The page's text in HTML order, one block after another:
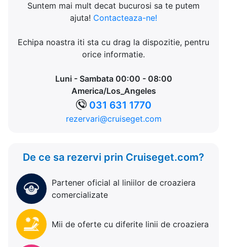
Suntem mai mult decat bucurosi sa te putem
ajuta! Contacteaza-ne!
Echipa noastra iti sta cu drag la dispozitie, pentru
orice informatie.
Luni - Sambata 00:00 - 08:00
America/Los_Angeles
031 631 1770
rezervari@cruiseget.com
De ce sa rezervi prin Cruiseget.com?
Partener oficial al liniilor de croaziera
comercializate
Mii de oferte cu diferite linii de croaziera